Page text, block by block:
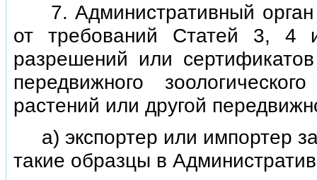
7. Административный орган
от требований Статей 3, 4
разрешений или
передвижного
растений или другой
а) экспортер или импортер
такие образцы в